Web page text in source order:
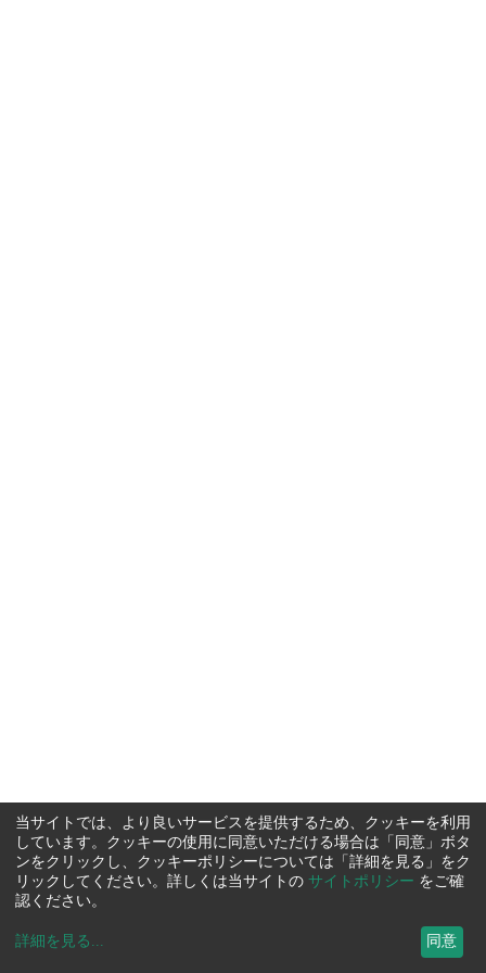
当サイトでは、より良いサービスを提供するため、クッキーを利用
しています。クッキーの使用に同意いただける場合は「同意」ボタ
ンをクリックし、クッキーポリシーについては「詳細を見る」をク
リックしてください。詳しくは当サイトの サイトポリシー をご確
認ください。
詳細を見る ... 同意